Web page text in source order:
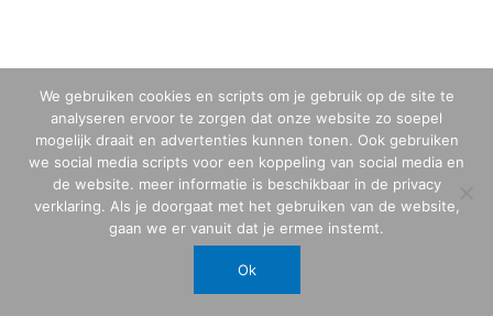
We gebruiken cookies en scripts om je gebruik op de site te
analyseren ervoor te zorgen dat onze website zo soepel
mogelijk draait en advertenties kunnen tonen. Ook gebruiken
we social media scripts voor een koppeling van social media en
de website. meer informatie is beschikbaar in de privacy
verklaring. Als je doorgaat met het gebruiken van de website,
gaan we er vanuit dat je ermee instemt.
Ok